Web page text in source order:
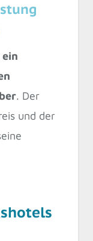
ein
. Der
und der